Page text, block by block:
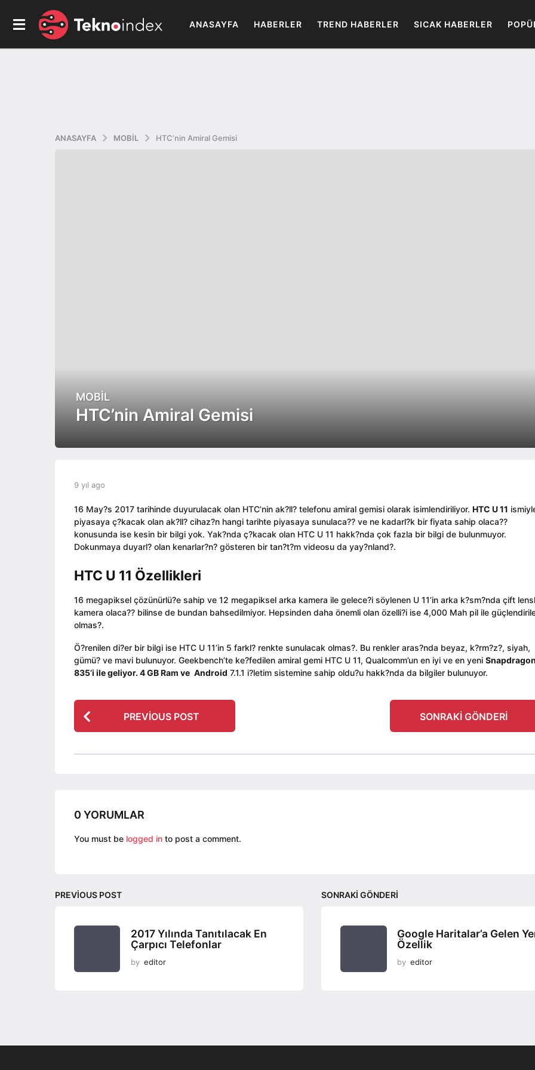
ANASAYFA HABERLER TREND HABERLER SICAK HABERLER
ANASAYFA MOBIL HTC’nin Amiral Gemisi
9
y
ı
a
9
ı
l
a
g
MOBIL
HTC’nin Amiral Gemisi
b
e
d
i
t
o
9 yıl ago
ı
l
o
16 May?s 2017 tarihinde duyurulacak olan HTC’nin ak?ll? telefonu amiral gemisi olarak isimlendiriliyor. HTC U 11
piyasaya ç?kacak olan ak?ll? cihaz?n hangi tarihte piyasaya sunulaca?? ve ne kadarl?k bir fiyata sahip olaca??
konusunda ise kesin bir bilgi yok. Yak?nda ç?kacak olan HTC U 11 hakk?nda çok fazla bir bilgi de bulunmuyor.
Dokunmaya duyarl? olan kenarlar?n? gösteren bir tan?t?m videosu da yay?nland?.
HTC U 11 Özellikleri
16 megapiksel çözünürlü?e sahip ve 12 megapiksel arka kamera ile gelece?i söylenen U 11’in arka k?sm?nda çift
kamera olaca?? bilinse de bundan bahsedilmiyor. Hepsinden daha önemli olan özelli?i ise 4,000 Mah pil ile
olmas?.
Ö?renilen di?er bir bilgi ise HTC U 11’in 5 farkl? renkte sunulacak olmas?. Bu renkler aras?nda beyaz, k?rm?z?, siyah,
gümü? ve mavi bulunuyor. Geekbench’te ke?fedilen amiral gemi HTC U 11, Qualcomm’un en iyi ve en yeni
835’i ile geliyor. 4 GB Ram ve Android 7.1.1 i?letim sistemine sahip oldu?u hakk?nda da bilgiler bulunuyor.
P
o
t
g
i
n
i
n
PREVIOUS POST SONRAKI GÖNDERI
0 YORUMLAR
You must be logged in to post a comment.
PREVIOUS POST
2017 Yılında Tanıtılacak En
Çarpıcı Telefonlar
by editor
SONRAKI GÖNDERI
Google Haritalar’a Gelen
Özellik
by editor